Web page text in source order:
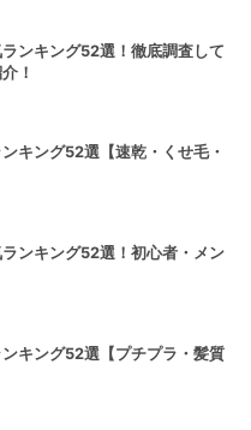
ンキング52選！徹底調査して
！
キング52選【速乾・くせ毛・
ンキング52選！初心者・メン
キング52選【プチプラ・髪質